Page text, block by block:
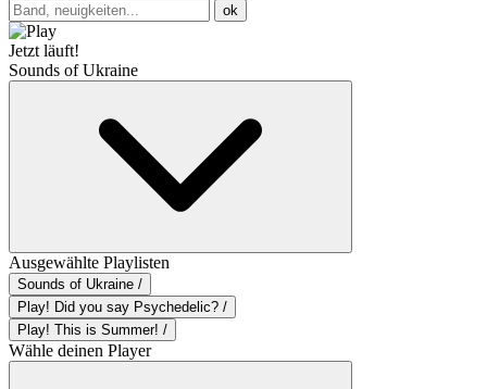
ok
Jetzt läuft!
Sounds of Ukraine
Ausgewählte Playlisten
Sounds of Ukraine /
Play! Did you say Psychedelic? /
Play! This is Summer! /
Wähle deinen Player